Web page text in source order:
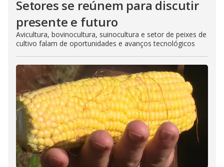
Setores se reúnem para discutir
presente e futuro
Avicultura, bovinocultura, suinocultura e setor de peixes de
cultivo falam de oportunidades e avanços tecnológicos